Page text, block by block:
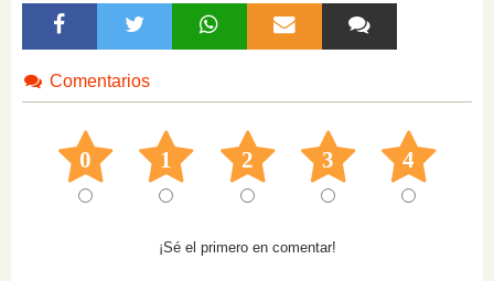
Comentarios
0 1 2 3 4
¡Sé el primero en comentar!